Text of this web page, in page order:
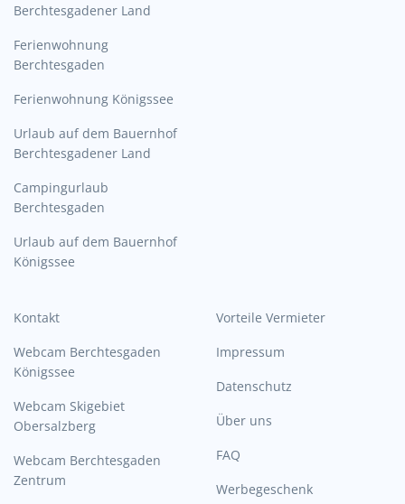
Berchtesgadener Land
Ferienwohnung
Berchtesgaden
Ferienwohnung Königssee
Urlaub auf dem Bauernhof
Berchtesgadener Land
Campingurlaub
Berchtesgaden
Urlaub auf dem Bauernhof
Königssee
Kontakt
Webcam Berchtesgaden
Königssee
Webcam Skigebiet
Obersalzberg
Webcam Berchtesgaden
Zentrum
Vorteile Vermieter
Impressum
Datenschutz
Über uns
FAQ
Werbegeschenk